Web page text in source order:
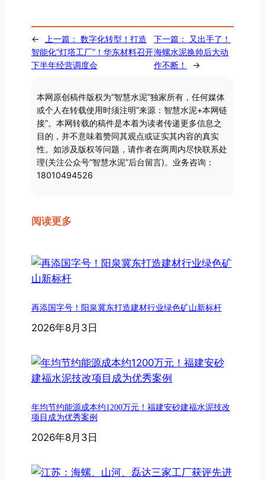
← 上一篇： 数字化转型！打造
智能化“灯塔工厂”！华东材料召开
下半年经营调度会
下一篇：
又出手了！
海螺水泥换帅后大动
作不断！
→
本网原创稿件版权为“智慧水泥”独家所有，任何媒体
或个人在转载使用时须注明“来源：智慧水泥+本网链
接”。本网转载的稿件是本着为读者传递更多信息之
目的，并不意味着赞同其观点或证实其内容的真实
性。如涉及版权等问题，请作者在两周内尽快联系处
理(关注公众号“智慧水泥”后台留言)。业务咨询：
18010494526
阅读更多
再添国字号！阳泉冀东打造建材行业绿色矿山新标杆
2026年8月3日
年均节约能源成本约1200万元！福建安砂建福水泥技改
项目成为优秀案例
2026年8月3日